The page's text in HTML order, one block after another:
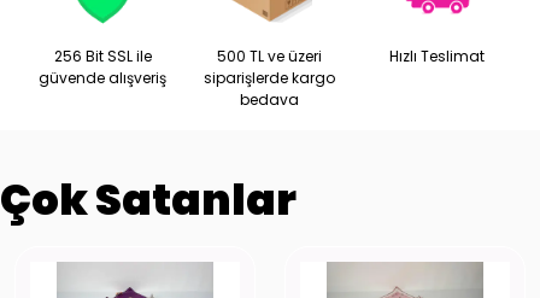
256 Bit SSL ile
güvende alışveriş
500 TL ve üzeri
siparişlerde kargo
bedava
Hızlı Teslimat
Çok Satanlar